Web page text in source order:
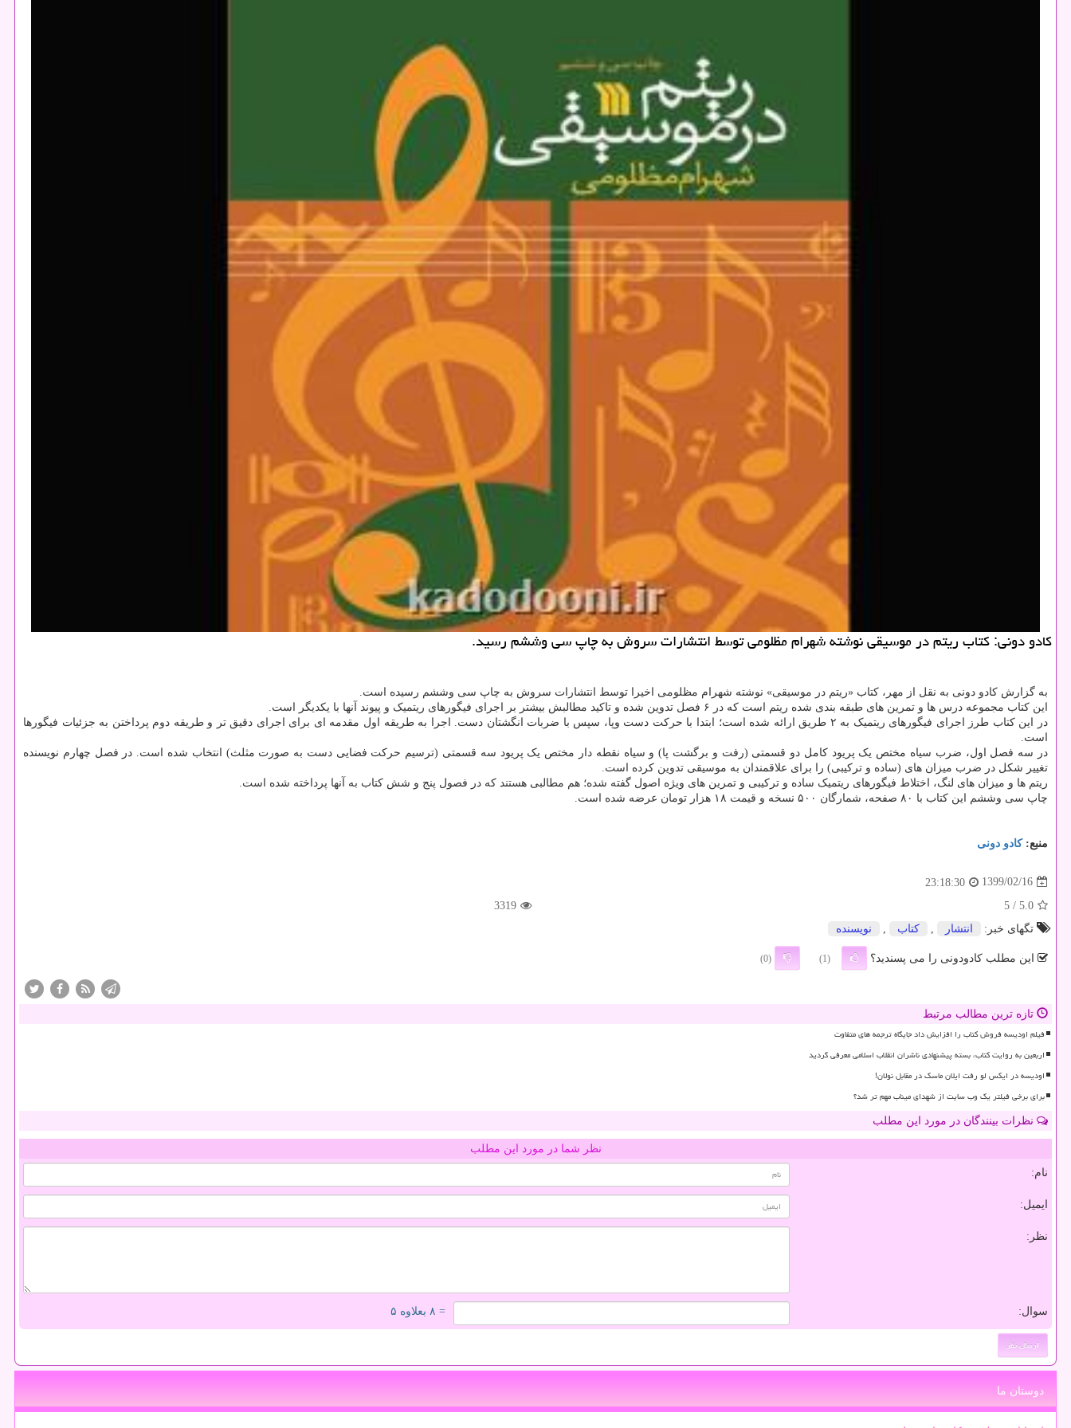
كادو دونی: كتاب ریتم در موسیقی نوشته شهرام مظلومی توسط انتشارات سروش به چاپ سی وششم رسید.
به گزارش کادو دونی به نقل از مهر، کتاب «ریتم در موسیقی» نوشته شهرام مظلومی اخیرا توسط انتشارات سروش به چاپ سی وششم رسیده است.
این کتاب مجموعه درس ها و تمرین های طبقه بندی شده ریتم است که در ۶ فصل تدوین شده و تاکید مطالبش بیشتر بر اجرای فیگورهای ریتمیک و پیوند آنها با یکدیگر است.
در این کتاب طرز اجرای فیگورهای ریتمیک به ۲ طریق ارائه شده است؛ ابتدا با حرکت دست وپا، سپس با ضربات انگشتان دست. اجرا به طریقه اول مقدمه ای برای اجرای دقیق تر و طریقه دوم پرداختن به جزئیات فیگورها
است.
در سه فصل اول، ضرب سیاه مختص یک پریود کامل دو قسمتی (رفت و برگشت پا) و سیاه نقطه دار مختص یک پریود سه قسمتی (ترسیم حرکت فضایی دست به صورت مثلث) انتخاب شده است. در فصل چهارم نویسنده
تغییر شکل در ضرب میزان های (ساده و ترکیبی) را برای علاقمندان به موسیقی تدوین کرده است.
ریتم ها و میزان های لنگ، اختلاط فیگورهای ریتمیک ساده و ترکیبی و تمرین های ویژه اصول گفته شده؛ هم مطالبی هستند که در فصول پنج و شش کتاب به آنها پرداخته شده است.
چاپ سی وششم این کتاب با ۸۰ صفحه، شمارگان ۵۰۰ نسخه و قیمت ۱۸ هزار تومان عرضه شده است.
منبع:كادو دونی
1399/02/16
23:18:30
5.0
/ 5
3319
تگهای خبر:
انتشار , كتاب , نویسنده
این مطلب کادودونی را می پسندید؟ (1)
(0)
تازه ترین مطالب مرتبط
فیلم اودیسه فروش کتاب را افزایش داد جایگاه ترجمه های متفاوت
اربعین به روایت کتاب، بسته پیشنهادی ناشران انقلاب اسلامی معرفی گردید
اودیسه در ایکس لو رفت ایلان ماسک در مقابل نولان!
برای برخی فیلتر یک وب سایت از شهدای میناب مهم تر شد؟
نظرات بینندگان در مورد این مطلب
نظر شما در مورد این مطلب
نام:
ایمیل:
نظر:
سوال: = ۸ بعلاوه ۵
دوستان ما